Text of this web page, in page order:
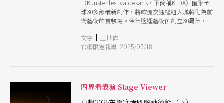
（Kunstenfestivaldesarts，下簡稱KFDA）匯集全
球30多部最新創作，將歐洲交通樞紐大城轉化為前
衛藝術的實驗場。今年適逢藝術節創立30周年，
世界變動局勢的敏銳觀察，突顯當代表演藝術介入
社會的政治力，無愧它與亞維儂、維也納藝術節並
文字 | 王世偉
官網限定報導 2025/07/18
四界看表演 Stage Viewer